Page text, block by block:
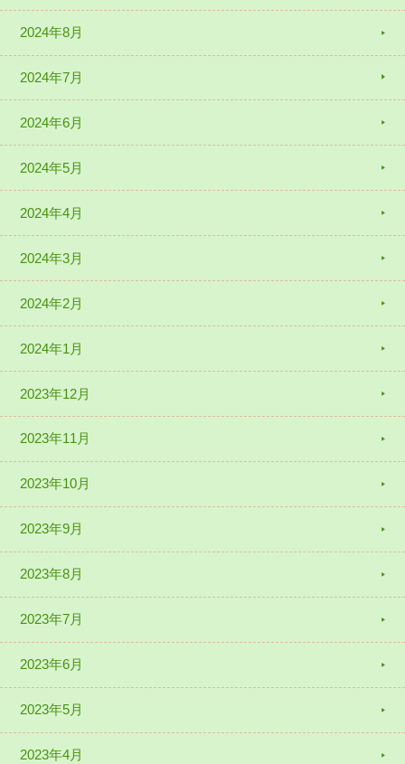
2024年8月
2024年7月
2024年6月
2024年5月
2024年4月
2024年3月
2024年2月
2024年1月
2023年12月
2023年11月
2023年10月
2023年9月
2023年8月
2023年7月
2023年6月
2023年5月
2023年4月